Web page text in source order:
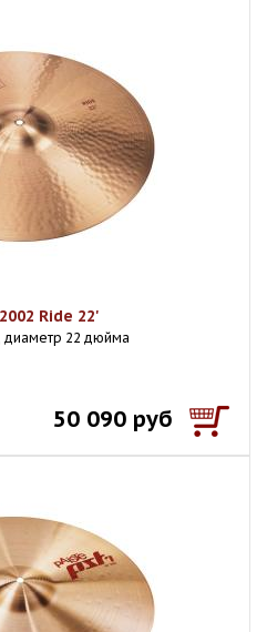
Ride 22'
диаметр 22 дюйма
50 090 руб